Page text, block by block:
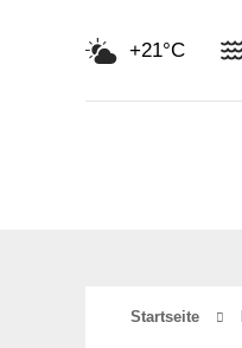
+21°C
Startseite